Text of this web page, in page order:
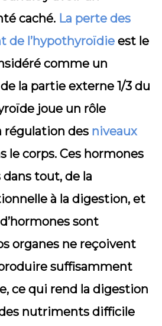
caché. La perte des
de l’hypothyroïdie est le
comme un
la partie externe 1/3 du
joue un rôle
régulation des niveaux
le corps. Ces hormones
tout, de la
à la digestion, et
sont
organes ne reçoivent
suffisamment
ce qui rend la digestion
nutriments difficile